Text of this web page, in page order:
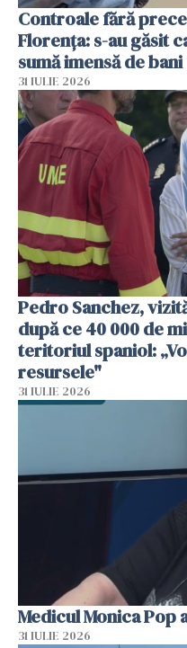
Controale fără
Florența: s-au găsit
sumă imensă de bani
31 IULIE 2026
Pedro Sanchez,
după ce 40 000 de
teritoriul spaniol:
resursele"
31 IULIE 2026
Medicul Monica Pop
31 IULIE 2026